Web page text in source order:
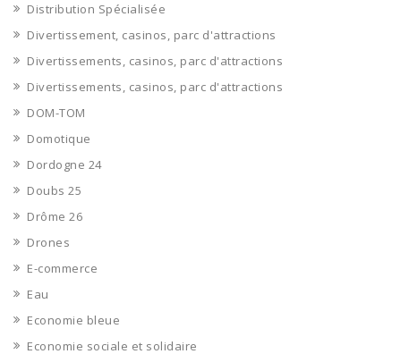
Distribution Spécialisée
Divertissement, casinos, parc d'attractions
Divertissements, casinos, parc d'attractions
Divertissements, casinos, parc d'attractions
DOM-TOM
Domotique
Dordogne 24
Doubs 25
Drôme 26
Drones
E-commerce
Eau
Economie bleue
Economie sociale et solidaire